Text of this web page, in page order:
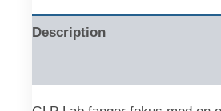
Description